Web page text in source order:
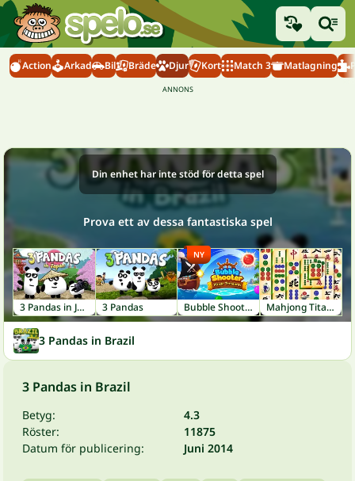
Action Arkad Bil Bräde Djur Kort Match 3 Matlagning
Din enhet har inte stöd för detta spel
Prova ett av dessa fantastiska spel
3 Pandas in Japan 3 Pandas Bubble Shooter: Pirate Treasures
NY
Mahjong Titans
3 Pandas in Brazil
3 Pandas in Brazil
Betyg:
4.3
Röster:
11875
Datum för publicering:
Juni 2014